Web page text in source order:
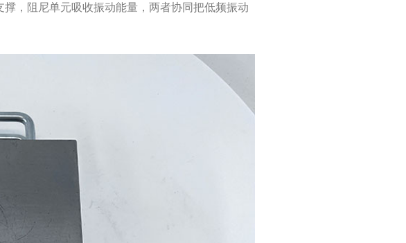
，阻尼单元吸收振动能量，两者协同把低频振动